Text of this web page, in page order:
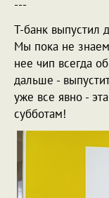
---
Т-банк выпустил
Мы пока не
нее чип всегда
дальше -
уже все явно -
субботам!